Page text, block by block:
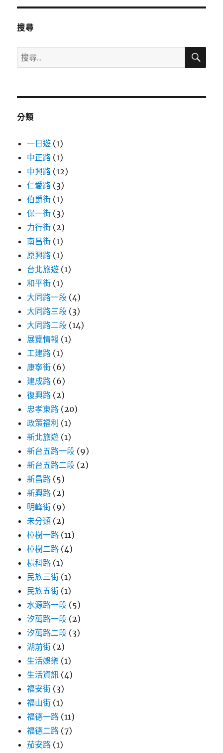
搜尋
搜
尋
鍵
搜
分類
一日遊 (1)
中正路 (1)
中興路 (12)
仁愛路 (3)
伯爵街 (1)
保一街 (3)
力行街 (2)
南昌街 (1)
原興路 (1)
台北旅遊 (1)
和平街 (1)
大同路一段 (4)
大同路三段 (3)
大同路二段 (14)
展覽情報 (1)
工建路 (1)
康寧街 (6)
建成路 (6)
復興路 (2)
忠孝東路 (20)
政策福利 (1)
新北旅遊 (1)
新台五路一段 (9)
新台五路二段 (2)
新昌路 (5)
新興路 (2)
明峰街 (9)
未分類 (2)
樟樹一路 (11)
樟樹二路 (4)
橫科路 (1)
民族三街 (1)
民族五街 (1)
水源路一段 (5)
汐萬路一段 (2)
汐萬路二段 (3)
湖前街 (2)
生活娛樂 (1)
生活資訊 (4)
福安街 (3)
福山街 (1)
福德一路 (11)
福德二路 (7)
茄安路 (1)